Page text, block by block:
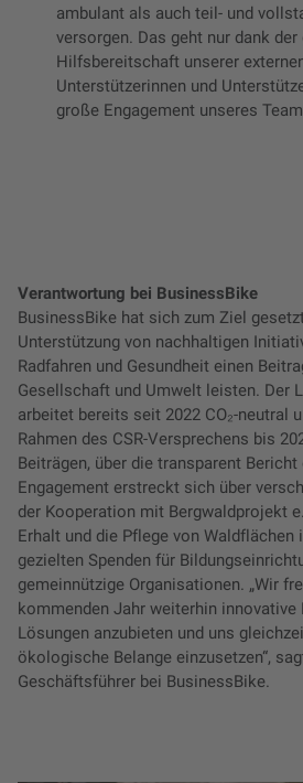
ambulant als auch teil- und
versorgen. Das geht nur dank der
Hilfsbereitschaft unserer
Unterstützerinnen und
große Engagement unseres
Verantwortung bei BusinessBike
BusinessBike hat sich zum Ziel
Unterstützung von nachhaltigen
Radfahren und Gesundheit einen
Gesellschaft und Umwelt leisten. Der
arbeitet bereits seit 2022 CO₂-neutral
Rahmen des CSR-Versprechens bis
Beiträgen, über die transparent
Engagement erstreckt sich über
der Kooperation mit Bergwaldprojekt
Erhalt und die Pflege von Waldflächen
gezielten Spenden für
gemeinnützige Organisationen. „Wir
kommenden Jahr weiterhin innovative
Lösungen anzubieten und uns
ökologische Belange einzusetzen“,
Geschäftsführer bei BusinessBike.